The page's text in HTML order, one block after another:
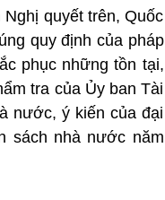
quyết trên, Quốc
quy định của pháp
phục những tồn tại,
tra của Ủy ban Tài
nước, ý kiến của đại
sách nhà nước năm